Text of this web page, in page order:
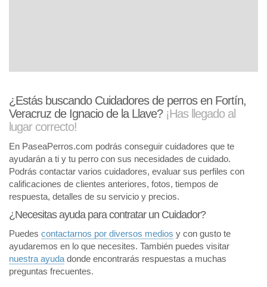
¿Estás buscando Cuidadores de perros en Fortín,
Veracruz de Ignacio de la Llave? ¡Has llegado al
lugar correcto!
En PaseaPerros.com podrás conseguir cuidadores que te
ayudarán a ti y tu perro con sus necesidades de cuidado.
Podrás contactar varios cuidadores, evaluar sus perfiles con
calificaciones de clientes anteriores, fotos, tiempos de
respuesta, detalles de su servicio y precios.
¿Necesitas ayuda para contratar un Cuidador?
Puedes contactarnos por diversos medios y con gusto te
ayudaremos en lo que necesites. También puedes visitar
nuestra ayuda donde encontrarás respuestas a muchas
preguntas frecuentes.